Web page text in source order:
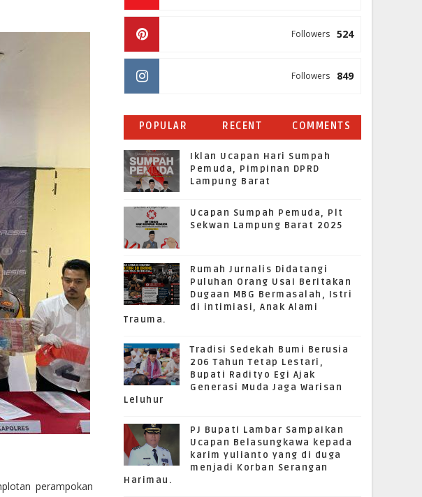
perampokan
524
Followers
849
Followers
POPULAR RECENT COMMENTS
Iklan Ucapan Hari Sumpah
Pemuda, Pimpinan DPRD
Lampung Barat
Ucapan Sumpah Pemuda, Plt
Sekwan Lampung Barat 2025
Rumah Jurnalis Didatangi
Puluhan Orang Usai Beritakan
Dugaan MBG Bermasalah, Istri
di intimiasi, Anak Alami
Trauma.
Tradisi Sedekah Bumi Berusia
206 Tahun Tetap Lestari,
Bupati Radityo Egi Ajak
Generasi Muda Jaga Warisan
Leluhur
PJ Bupati Lambar Sampaikan
Ucapan Belasungkawa kepada
karim yulianto yang di duga
menjadi Korban Serangan
Harimau.